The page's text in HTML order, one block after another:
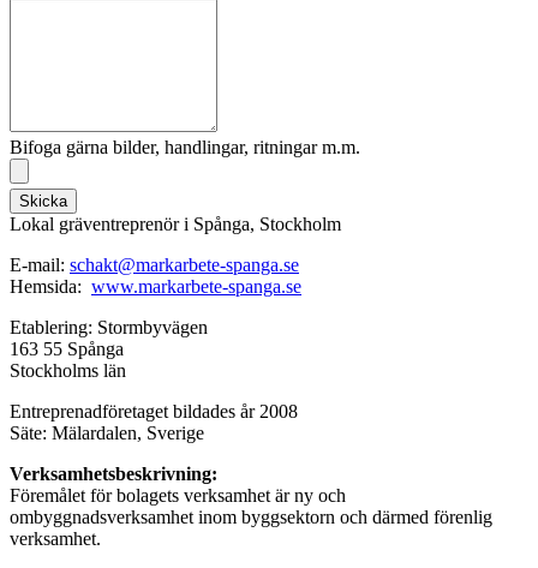
Bifoga gärna bilder, handlingar, ritningar m.m.
Skicka
Lokal gräventreprenör i Spånga, Stockholm
E-mail: schakt@markarbete-spanga.se
Hemsida: www.markarbete-spanga.se
Etablering: Stormbyvägen
163 55 Spånga
Stockholms län
Entreprenadföretaget bildades år 2008
Säte: Mälardalen, Sverige
Verksamhetsbeskrivning:
Föremålet för bolagets verksamhet är ny och
ombyggnadsverksamhet inom byggsektorn och därmed förenlig
verksamhet.